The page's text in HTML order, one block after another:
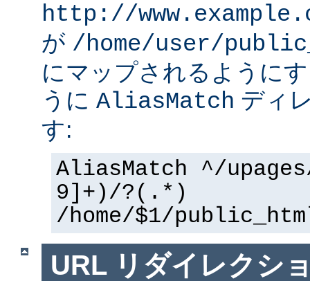
http://
が /home/user/
にマップされるように
うに AliasMatch ディ
す:
AliasMatch ^/
9]+)/?(.*)
/home/$1/
URL リダイレクシ